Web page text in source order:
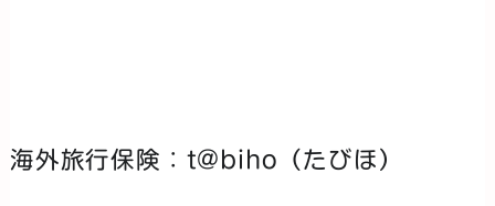
海外旅行保険：t@biho（たびほ）